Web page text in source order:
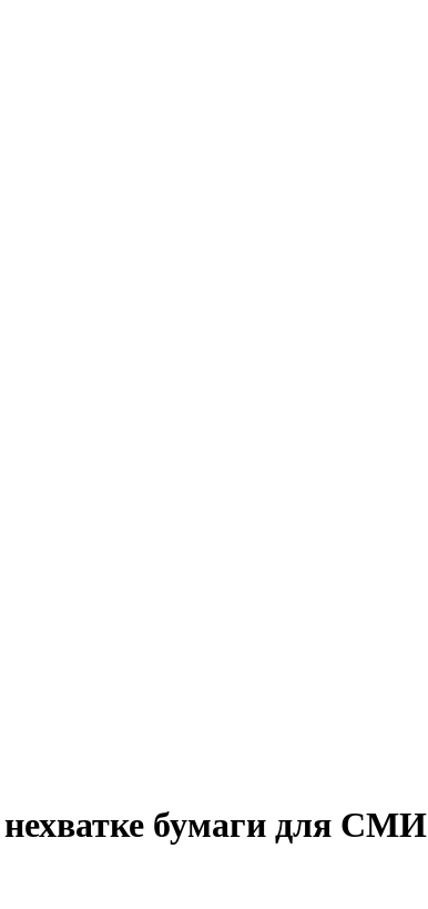
бумаги для СМИ